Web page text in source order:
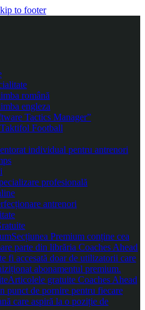
to footer
română
engleza
Tactics Manager”
Football
individual pentru antrenori
profesională
antrenori
Secțiunea Premium conține cea
parte din librăria Coaches Ahead
fi accesată doar de utilizatorii care
abonamentul premium.
Articolele gratuite Coaches Ahead
punct de pornire pentru fiecare
care aspiră la o poziție de